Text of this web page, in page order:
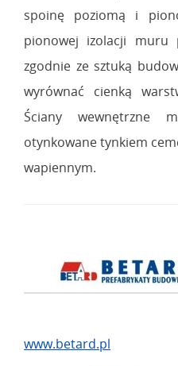
spoinę poziomą i
pionowej izolacji muru
zgodnie ze sztuką
wyrównać cienką
Ściany wewnętrzne
otynkowane tynkiem
wapiennym.
www.betard.pl